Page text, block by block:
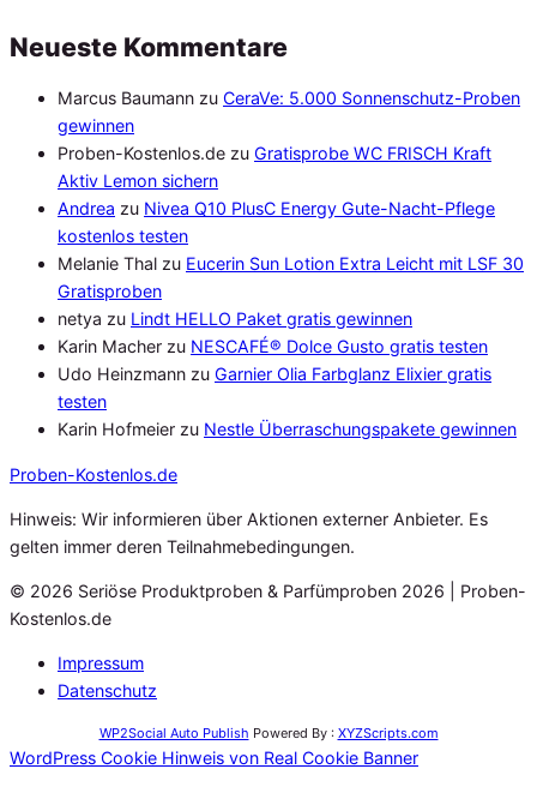
Neueste Kommentare
Marcus Baumann zu CeraVe: 5.000 Sonnenschutz-Proben
gewinnen
Proben-Kostenlos.de zu Gratisprobe WC FRISCH Kraft
Aktiv Lemon sichern
Andrea zu Nivea Q10 PlusC Energy Gute-Nacht-Pflege
kostenlos testen
Melanie Thal zu Eucerin Sun Lotion Extra Leicht mit LSF 30
Gratisproben
netya zu Lindt HELLO Paket gratis gewinnen
Karin Macher zu NESCAFÉ® Dolce Gusto gratis testen
Udo Heinzmann zu Garnier Olia Farbglanz Elixier gratis
testen
Karin Hofmeier zu Nestle Überraschungspakete gewinnen
Proben-Kostenlos.de
Hinweis: Wir informieren über Aktionen externer Anbieter. Es
gelten immer deren Teilnahmebedingungen.
© 2026 Seriöse Produktproben & Parfümproben 2026 | Proben-
Kostenlos.de
Impressum
Datenschutz
WP2Social Auto Publish Powered By : XYZScripts.com
WordPress Cookie Hinweis von Real Cookie Banner